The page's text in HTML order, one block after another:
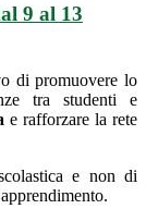
9 al 13
di promuovere lo
tra studenti e
e rafforzare la rete
e non di